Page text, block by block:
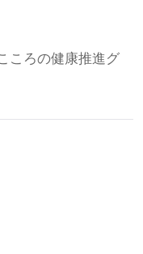
ころの健康推進グ